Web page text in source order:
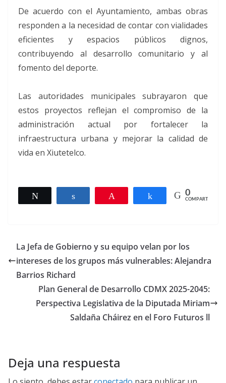
De acuerdo con el Ayuntamiento, ambas obras
responden a la necesidad de contar con vialidades
eficientes y espacios públicos dignos,
contribuyendo al desarrollo comunitario y al
fomento del deporte.
Las autoridades municipales subrayaron que
estos proyectos reflejan el compromiso de la
administración actual por fortalecer la
infraestructura urbana y mejorar la calidad de
vida en Xiutetelco.
Compartir Compartir
0
COMPARTIR
La Jefa de Gobierno y su equipo velan por los
intereses de los grupos más vulnerables: Alejandra
Barrios Richard
Plan General de Desarrollo CDMX 2025-2045:
Perspectiva Legislativa de la Diputada Miriam
Saldaña Cháirez en el Foro Futuros ll
Deja una respuesta